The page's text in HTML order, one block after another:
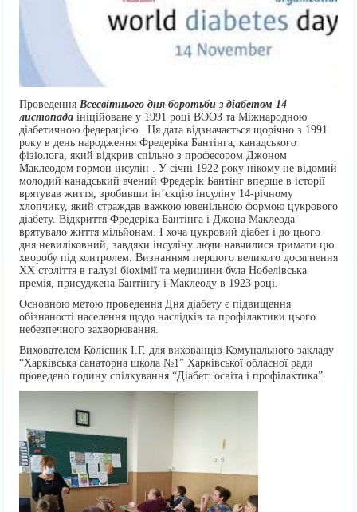
Проведення Всесвітнього дня боротьби з діабетом 14
листопада ініційоване у 1991 році ВООЗ та Міжнародною
діабетичною федерацією. Ця дата відзначається щорічно з 1991
року в день народження Фредеріка Бантінга, канадського
фізіолога, який відкрив спільно з професором Джоном
Маклеодом гормон інсулін . У січні 1922 року нікому не відомий
молодий канадський вчений Фредерік Бантінг вперше в історії
врятував життя, зробивши ін’єкцію інсуліну 14-річному
хлопчику, який страждав важкою ювенільною формою цукрового
діабету. Відкриття Фредеріка Бантінга і Джона Маклеода
врятувало життя мільйонам. І хоча цукровий діабет і до цього
дня невиліковний, завдяки інсуліну люди навчилися тримати цю
хворобу під контролем. Визнанням першого великого досягнення
XX століття в галузі біохімії та медицини була Нобелівська
премія, присуджена Бантінгу і Маклеоду в 1923 році.
Основною метою проведення Дня діабету є підвищення
обізнаності населення щодо наслідків та профілактики цього
небезпечного захворювання.
Вихователем Колісник І.Г. для вихованців Комунального закладу
“Харківська санаторна школа №1” Харківської обласної ради
проведено годину спілкування “Діабет: освіта і профілактика”.